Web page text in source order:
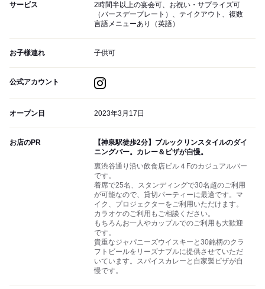
サービス
2時間半以上の宴会可、お祝い・サプライズ可
（バースデープレート）、テイクアウト、複数
言語メニューあり（英語）
お子様連れ 子供可
公式アカウント
オープン日 2023年3月17日
お店のPR
【神泉駅徒歩2分】ブルックリンスタイルのダイ
ニングバー。カレー＆ピザが自慢。
裏渋谷通り沿い飲食店ビル４Fのカジュアルバー
です。
着席で25名、スタンディングで30名超のご利用
が可能なので、貸切パーティーに最適です。マ
イク、プロジェクターをご利用いただけます。
カラオケのご利用もご相談ください。
もちろんお一人やカップルでのご利用も大歓迎
です。
貴重なジャパニーズウイスキーと30銘柄のクラ
フトビールをリーズナブルに提供させていただ
いています。スパイスカレーと自家製ピザが自
慢です。